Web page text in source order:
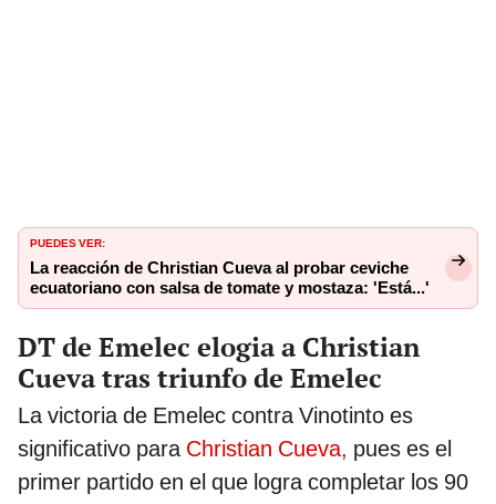
PUEDES VER:
La reacción de Christian Cueva al probar ceviche
ecuatoriano con salsa de tomate y mostaza: 'Está...'
DT de Emelec elogia a Christian
Cueva tras triunfo de Emelec
La victoria de Emelec contra Vinotinto es
significativo para Christian Cueva, pues es el
primer partido en el que logra completar los 90